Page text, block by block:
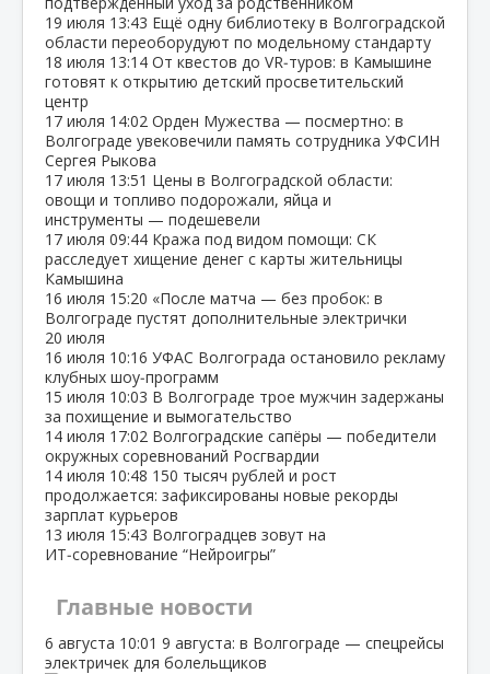
19 июля 13:43 Ещё одну библиотеку в Волгоградской
области переоборудуют по модельному стандарту
18 июля 13:14 От квестов до VR‑туров: в Камышине
готовят к открытию детский просветительский
центр
17 июля 14:02 Орден Мужества — посмертно: в
Волгограде увековечили память сотрудника УФСИН
Сергея Рыкова
17 июля 13:51 Цены в Волгоградской области:
овощи и топливо подорожали, яйца и
инструменты — подешевели
17 июля 09:44 Кража под видом помощи: СК
расследует хищение денег с карты жительницы
Камышина
16 июля 15:20 «После матча — без пробок: в
Волгограде пустят дополнительные электрички
20 июля
16 июля 10:16 УФАС Волгограда остановило рекламу
клубных шоу‑программ
15 июля 10:03 В Волгограде трое мужчин задержаны
за похищение и вымогательство
14 июля 17:02 Волгоградские сапёры — победители
окружных соревнований Росгвардии
14 июля 10:48 150 тысяч рублей и рост
продолжается: зафиксированы новые рекорды
зарплат курьеров
13 июля 15:43 Волгоградцев зовут на
ИТ‑соревнование “Нейроигры”
Главные новости
6 августа 10:01 9 августа: в Волгограде — спецрейсы
электричек для болельщиков